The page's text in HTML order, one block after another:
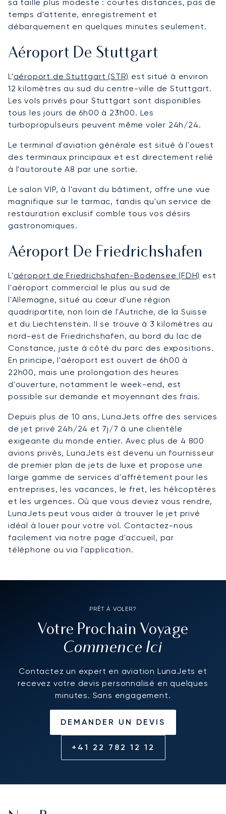
sa taille plus modeste : courtes distances, pas de
temps d'attente, enregistrement et
débarquement en quelques minutes seulement.
Aéroport De Stuttgart
L'aéroport de Stuttgart (STR) est situé à environ
12 kilomètres au sud du centre-ville de Stuttgart.
Les vols privés pour Stuttgart sont disponibles
tous les jours de 6h00 à 23h00. Les
turbopropulseurs peuvent même voler 24h/24.
Le terminal d'aviation générale est situé à l'ouest
des terminaux principaux et est directement relié
à l'autoroute A8 par une sortie.
Le salon VIP, à l'avant du bâtiment, offre une vue
magnifique sur le tarmac, tandis qu'un service de
restauration exclusif comble tous vos désirs
gastronomiques.
Aéroport De Friedrichshafen
L'aéroport de Friedrichshafen-Bodensee (FDH) est
l'aéroport commercial le plus au sud de
l'Allemagne, situé au cœur d'une région
quadripartite, non loin de l'Autriche, de la Suisse
et du Liechtenstein. Il se trouve à 3 kilomètres au
nord-est de Friedrichshafen, au bord du lac de
Constance, juste à côté du parc des expositions.
En principe, l'aéroport est ouvert de 6h00 à
22h00, mais une prolongation des heures
d'ouverture, notamment le week-end, est
possible sur demande et moyennant des frais.
Depuis plus de 10 ans, LunaJets offre des services
de jet privé 24h/24 et 7j/7 à une clientèle
exigeante du monde entier. Avec plus de 4 800
avions privés, LunaJets est devenu un fournisseur
de premier plan de jets de luxe et propose une
large gamme de services d'affrètement pour les
entreprises, les vacances, le fret, les hélicoptères
et les urgences. Où que vous deviez vous rendre,
LunaJets peut vous aider à trouver le jet privé
idéal à louer pour votre vol. Contactez-nous
facilement via notre page d'accueil, par
téléphone ou via l'application.
PRÊT À VOLER?
Votre Prochain Voyage
Commence Ici
Contactez un expert en aviation LunaJets et
recevez votre devis personnalisé en quelques
minutes. Sans engagement.
DEMANDER UN DEVIS
+41 22 782 12 12